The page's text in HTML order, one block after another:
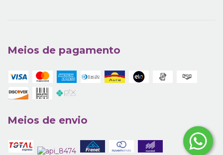
Meios de pagamento
Meios de envio